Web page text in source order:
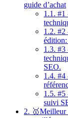
guide d’achat
1.1. #1
1.2. #2
1.3. #3
SEO.
1.4. #4
1.5. #5
suivi
2. 🥇Meilleur